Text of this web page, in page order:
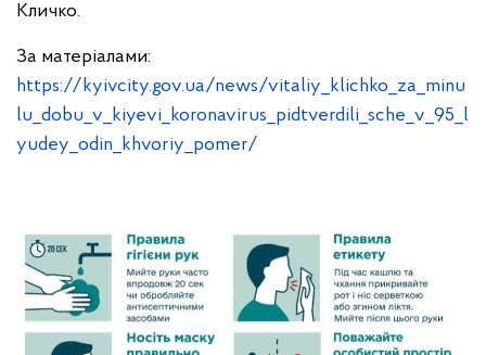
Кличко.
За матеріалами:
https://kyivcity.gov.ua/news/vitaliy_klichko_za_minu
lu_dobu_v_kiyevi_koronavirus_pidtverdili_sche_v_95_l
yudey_odin_khvoriy_pomer/